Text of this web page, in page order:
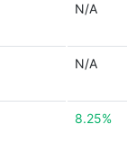
N/A
N/A
8.25%